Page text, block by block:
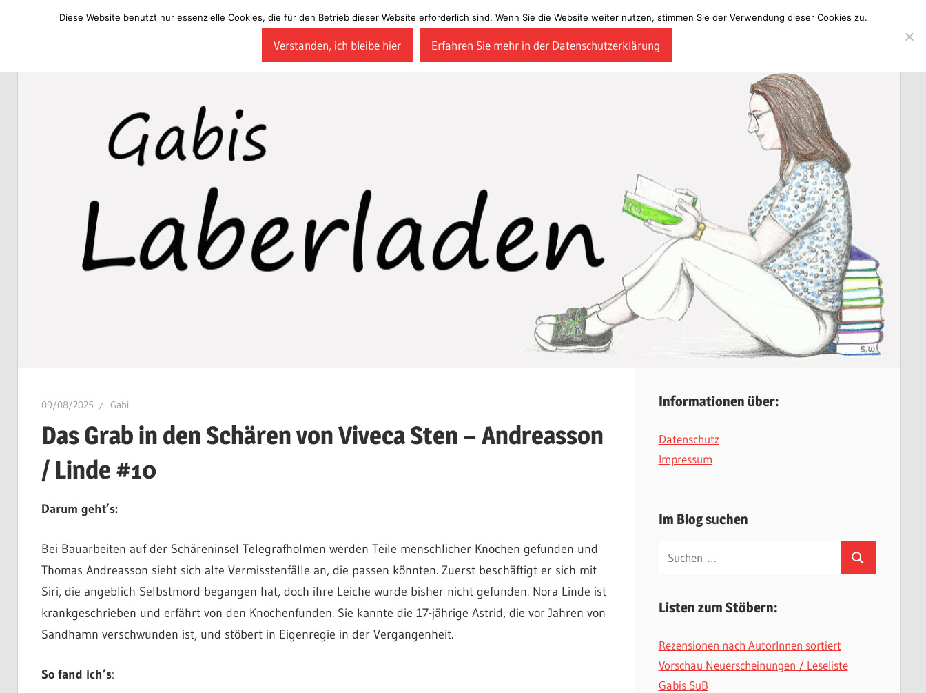
09/08/2025 Gabi
Das Grab in den Schären von Viveca Sten – Andreasson
/ Linde #10
Darum geht’s:
Bei Bauarbeiten auf der Schäreninsel Telegrafholmen werden Teile menschlicher Knochen gefunden und
Thomas Andreasson sieht sich alte Vermisstenfälle an, die passen könnten. Zuerst beschäftigt er sich mit
Siri, die angeblich Selbstmord begangen hat, doch ihre Leiche wurde bisher nicht gefunden. Nora Linde ist
krankgeschrieben und erfährt von den Knochenfunden. Sie kannte die 17-jährige Astrid, die vor Jahren von
Sandhamn verschwunden ist, und stöbert in Eigenregie in der Vergangenheit.
So fand ich’s:
Informationen über:
Datenschutz
Impressum
Im Blog suchen
Suchen
nach:
Suchen
Listen zum Stöbern:
Rezensionen nach AutorInnen sortiert
Vorschau Neuerscheinungen / Leseliste
Gabis SuB
Diese Website benutzt nur essenzielle Cookies, die für den Betrieb dieser Website erforderlich sind. Wenn Sie die Website weiter nutzen, stimmen Sie der Verwendung dieser Cookies zu.
Verstanden, ich bleibe hier Erfahren Sie mehr in der Datenschutzerklärung